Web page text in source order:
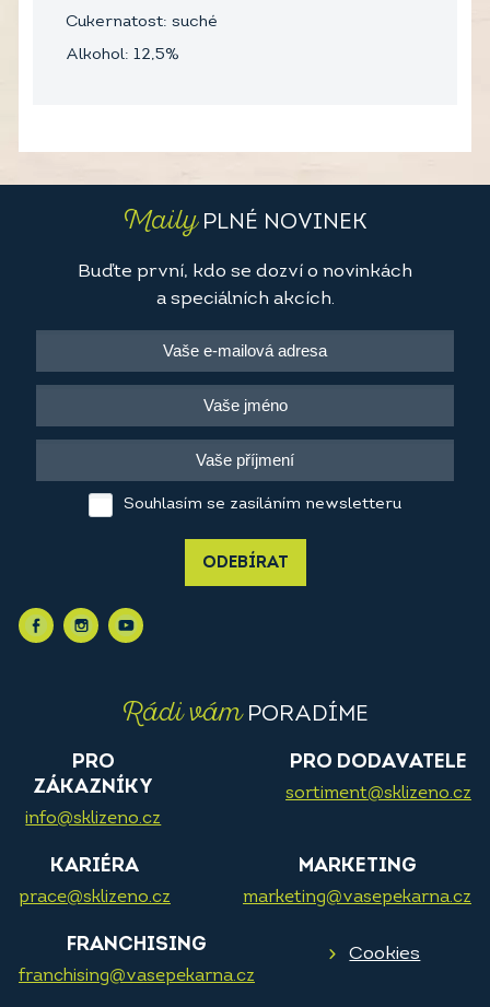
Cukernatost: suché
Alkohol: 12,5%
MailyPLNÉ NOVINEK
Buďte první, kdo se dozví o novinkách
a speciálních akcích.
Souhlasím se zasíláním newsletteru
ODEBÍRAT
Rádi vámPORADÍME
PRO
ZÁKAZNÍKY
info@sklizeno.cz
PRO DODAVATELE
sortiment@sklizeno.cz
KARIÉRA
prace@sklizeno.cz
MARKETING
marketing@vasepekarna.cz
FRANCHISING
franchising@vasepekarna.cz
Cookies